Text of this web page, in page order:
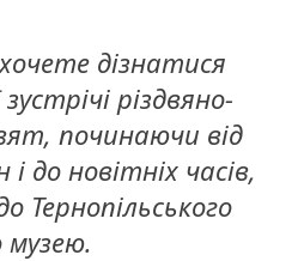
дізнатися
різдвяно-
починаючи від
і до новітніх часів,
Тернопільського
музею.